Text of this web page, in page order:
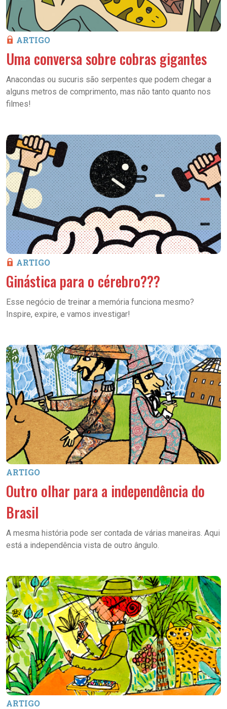
ARTIGO
Uma conversa sobre cobras gigantes
Anacondas ou sucuris são serpentes que podem chegar a
alguns metros de comprimento, mas não tanto quanto nos
filmes!
ARTIGO
Ginástica para o cérebro???
Esse negócio de treinar a memória funciona mesmo?
Inspire, expire, e vamos investigar!
ARTIGO
Outro olhar para a independência do
Brasil
A mesma história pode ser contada de várias maneiras. Aqui
está a independência vista de outro ângulo.
ARTIGO